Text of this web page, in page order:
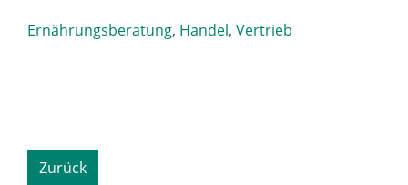
Ernährungsberatung, Handel, Vertrieb
Zurück